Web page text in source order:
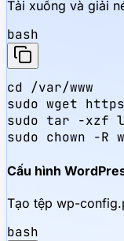
Tải xuống và giải
bash
cd /var/www
sudo wget
sudo tar -xzf
sudo chown -R
Cấu hình
Tạo tệp wp-
bash